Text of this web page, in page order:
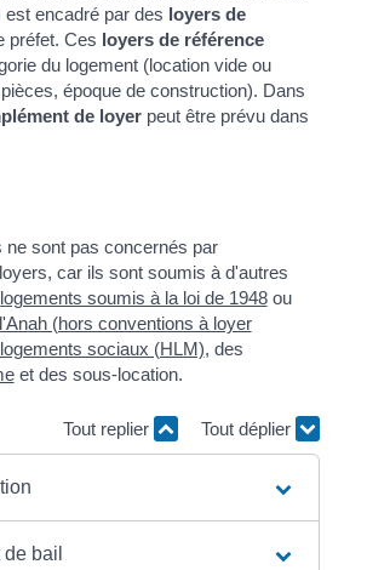
encadré par des loyers de
préfet. Ces loyers de référence
du logement (location vide ou
époque de construction). Dans
de loyer peut être prévu dans
ne sont pas concernés par
car ils sont soumis à d'autres
logements soumis à la loi de 1948ou
(hors conventions à loyer
logements sociaux (HLM), des
et des sous-location.
Tout replier Tout déplier
bail